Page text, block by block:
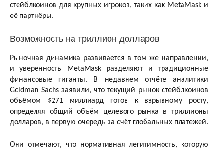
стейблкоинов для крупных игроков, таких как MetaMask и
её партнёры.
Возможность на триллион долларов
Рыночная динамика развивается в том же направлении,
и уверенность MetaMask разделяют и традиционные
финансовые гиганты. В недавнем отчёте аналитики
Goldman Sachs заявили, что текущий рынок стейблкоинов
объёмом $271 миллиард готов к взрывному росту,
определяя общий объём целевого рынка в триллионы
долларов, в первую очередь за счёт глобальных платежей.
Они отмечают, что нормативная легитимность, которую